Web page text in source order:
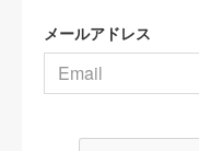
メールアドレス